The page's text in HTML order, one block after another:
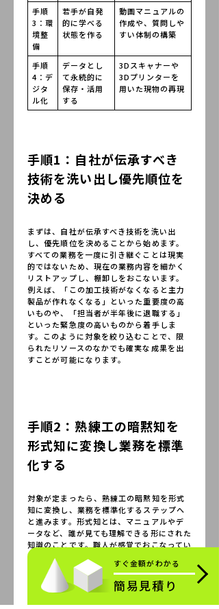
すぐ金額がわかる
簡易見積り
手順
3：環
境整
備
若手が自発
的に学べる
状態を作る
動画マニュアルの
作成や、質問しや
すい体制の構築
手順
4：デ
ジタ
ル化
データとし
て永続的に
保存・活用
する
3Dスキャナーや
3Dプリンターを
用いた現物の再現
手順1：自社が伝承すべき
技術を洗い出し優先順位を
決める
まずは、自社が伝承すべき技術を洗い出
し、優先順位を決めることから始めます。
すべての業務を一度に引き継ぐことは現実
的ではないため、現在の業務内容を細かく
リストアップし、棚卸しをおこないます。
例えば、「この加工技術がなくなると主力
製品が作れなくなる」といった重要度の高
いものや、「担当者が半年後に退職する」
といった緊急度の高いものから着手しま
す。このように対象を絞り込むことで、限
られたリソースのなかでも確実な成果を出
すことが可能になります。
手順2：熟練工の暗黙知を
形式知に変換し業務を標準
化する
対象が定まったら、熟練工の暗黙知を形式
知に変換し、業務を標準化するステップへ
と進みます。形式知とは、マニュアルやデ
ータなど、誰が見ても理解できる形にされた
知識のことです。職人が感覚でおこなってい
る「強めに締める」「少し削る」といった
表現を、「トルクレンチで〇〇N･mまで締
める」「〇〇ミリ削る」というように具体
的な数値に置き換えます。 こうした作業を
通じて属人的な判断基準をなくし、誰が作